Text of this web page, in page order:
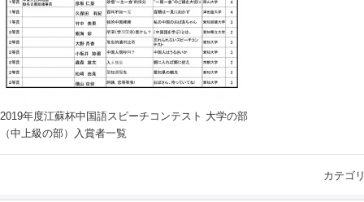
2019年度江蘇杯中国語スピーチコンテスト 大学の部
（中上級の部）入賞者一覧
カテゴ